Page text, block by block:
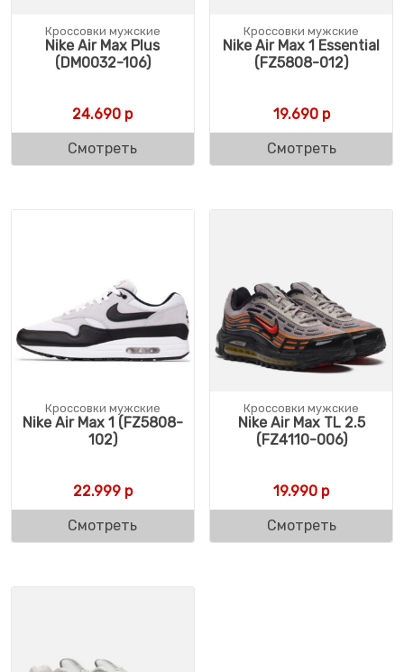
Кроссовки мужские
Nike Air Max Plus
(DM0032-106)
24.690 р
Смотреть
Кроссовки мужские
Nike Air Max 1 Essential
(FZ5808-012)
19.690р
Смотреть
Кроссовки мужские
Nike Air Max 1 (FZ5808-
102)
22.999р
Смотреть
Кроссовки мужские
Nike Air Max TL 2.5
(FZ4110-006)
19.990 р
Смотреть